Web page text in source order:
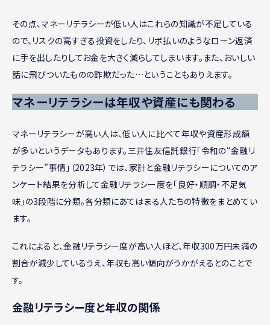
その点、マネーリテラシーが低い人はこれらの知識が不足している
ので、リスクの高すぎる投資をしたり、リボ払いのようなローン返済
に手を出したりしてお金を大きく減らしてしまいます。また、おいしい
話に飛びついたものの詐欺だった…ということもありえます。
マネーリテラシーは年収や資産にも関わる
マネーリテラシーが高い人は、低い人に比べて年収や資産形成額
が多いというデータもあります。三井住友信託銀行「令和の“金融リ
テラシー”事情」（2023年）では、家計と金融リテラシーについてのア
ンケート結果を分析して金融リテラシー度を「良好・順調・不足気
味」の3段階に分類。各分類にあてはまる人たちの特徴をまとめてい
ます。
これによると、金融リテラシー度が高い人ほど、年収300万円未満の
割合が減少しているうえ、年収も高い傾向がうかがえるとのことで
す。
金融リテラシー度と年収の関係